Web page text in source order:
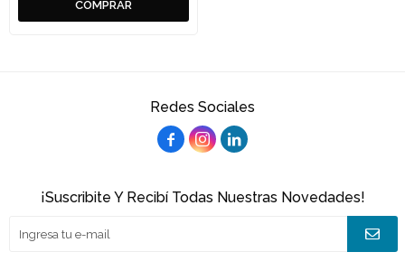
Redes Sociales
  
¡Suscribite Y Recibí Todas Nuestras Novedades!